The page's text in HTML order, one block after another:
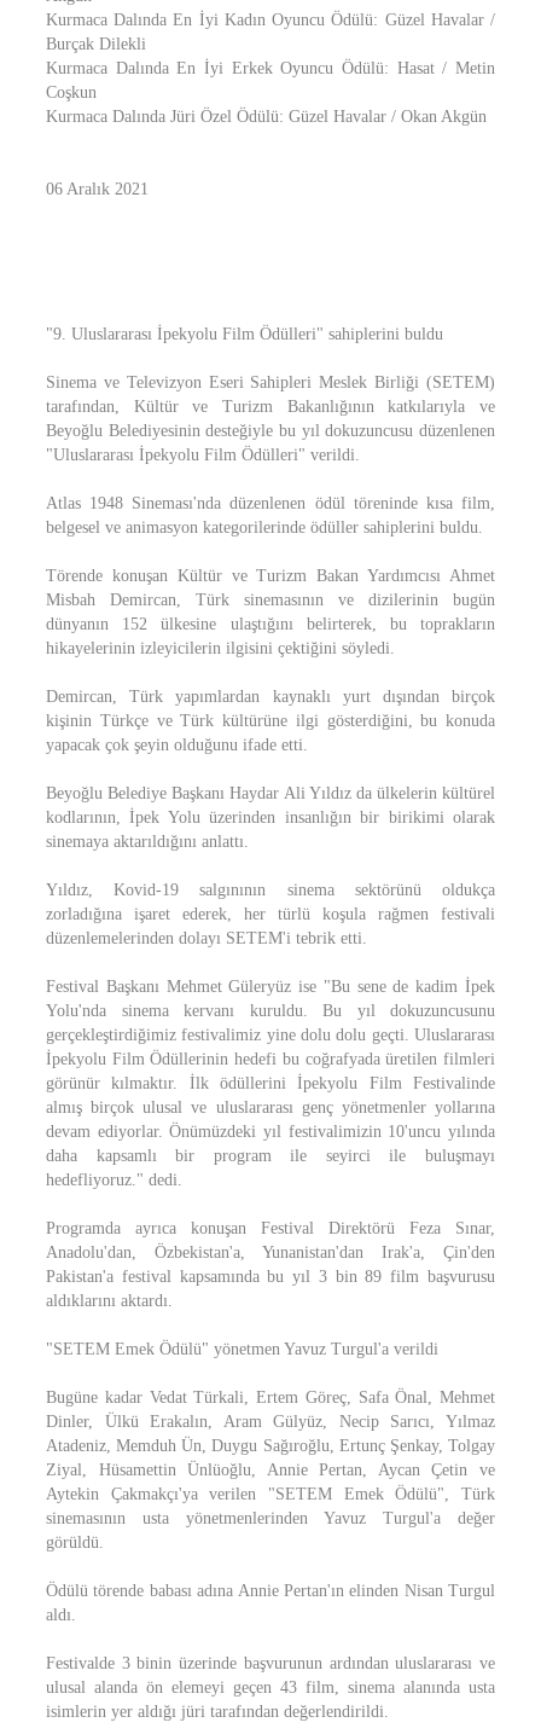
Kurmaca Dalında En İyi Kadın Oyuncu Ödülü: Güzel Havalar /
Burçak Dilekli
Kurmaca Dalında En İyi Erkek Oyuncu Ödülü: Hasat / Metin
Coşkun
Kurmaca Dalında Jüri Özel Ödülü: Güzel Havalar / Okan Akgün
06 Aralık 2021
"9. Uluslararası İpekyolu Film Ödülleri" sahiplerini buldu
Sinema ve Televizyon Eseri Sahipleri Meslek Birliği (SETEM)
tarafından, Kültür ve Turizm Bakanlığının katkılarıyla ve
Beyoğlu Belediyesinin desteğiyle bu yıl dokuzuncusu düzenlenen
"Uluslararası İpekyolu Film Ödülleri" verildi.
Atlas 1948 Sineması'nda düzenlenen ödül töreninde kısa film,
belgesel ve animasyon kategorilerinde ödüller sahiplerini buldu.
Törende konuşan Kültür ve Turizm Bakan Yardımcısı Ahmet
Misbah Demircan, Türk sinemasının ve dizilerinin bugün
dünyanın 152 ülkesine ulaştığını belirterek, bu toprakların
hikayelerinin izleyicilerin ilgisini çektiğini söyledi.
Demircan, Türk yapımlardan kaynaklı yurt dışından birçok
kişinin Türkçe ve Türk kültürüne ilgi gösterdiğini, bu konuda
yapacak çok şeyin olduğunu ifade etti.
Beyoğlu Belediye Başkanı Haydar Ali Yıldız da ülkelerin kültürel
kodlarının, İpek Yolu üzerinden insanlığın bir birikimi olarak
sinemaya aktarıldığını anlattı.
Yıldız, Kovid-19 salgınının sinema sektörünü oldukça
zorladığına işaret ederek, her türlü koşula rağmen festivali
düzenlemelerinden dolayı SETEM'i tebrik etti.
Festival Başkanı Mehmet Güleryüz ise "Bu sene de kadim İpek
Yolu'nda sinema kervanı kuruldu. Bu yıl dokuzuncusunu
gerçekleştirdiğimiz festivalimiz yine dolu dolu geçti. Uluslararası
İpekyolu Film Ödüllerinin hedefi bu coğrafyada üretilen filmleri
görünür kılmaktır. İlk ödüllerini İpekyolu Film Festivalinde
almış birçok ulusal ve uluslararası genç yönetmenler yollarına
devam ediyorlar. Önümüzdeki yıl festivalimizin 10'uncu yılında
daha kapsamlı bir program ile seyirci ile buluşmayı
hedefliyoruz." dedi.
Programda ayrıca konuşan Festival Direktörü Feza Sınar,
Anadolu'dan, Özbekistan'a, Yunanistan'dan Irak'a, Çin'den
Pakistan'a festival kapsamında bu yıl 3 bin 89 film başvurusu
aldıklarını aktardı.
"SETEM Emek Ödülü" yönetmen Yavuz Turgul'a verildi
Bugüne kadar Vedat Türkali, Ertem Göreç, Safa Önal, Mehmet
Dinler, Ülkü Erakalın, Aram Gülyüz, Necip Sarıcı, Yılmaz
Atadeniz, Memduh Ün, Duygu Sağıroğlu, Ertunç Şenkay, Tolgay
Ziyal, Hüsamettin Ünlüoğlu, Annie Pertan, Aycan Çetin ve
Aytekin Çakmakçı'ya verilen "SETEM Emek Ödülü", Türk
sinemasının usta yönetmenlerinden Yavuz Turgul'a değer
görüldü.
Ödülü törende babası adına Annie Pertan'ın elinden Nisan Turgul
aldı.
Festivalde 3 binin üzerinde başvurunun ardından uluslararası ve
ulusal alanda ön elemeyi geçen 43 film, sinema alanında usta
isimlerin yer aldığı jüri tarafından değerlendirildi.